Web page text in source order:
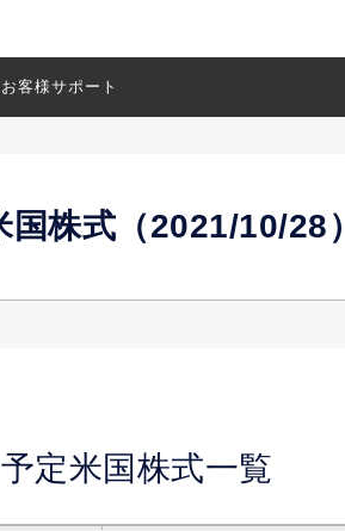
お客様サポート
国株式 （2021/10/28）
定米国株式一覧